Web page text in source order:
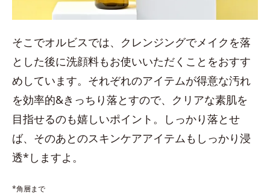
そこでオルビスでは、クレンジングでメイクを落
とした後に洗顔料もお使いいただくことをおすす
めしています。それぞれのアイテムが得意な汚れ
を効率的&きっちり落とすので、クリアな素肌を
目指せるのも嬉しいポイント。しっかり落とせ
ば、そのあとのスキンケアアイテムもしっかり浸
透*しますよ。
*角層まで